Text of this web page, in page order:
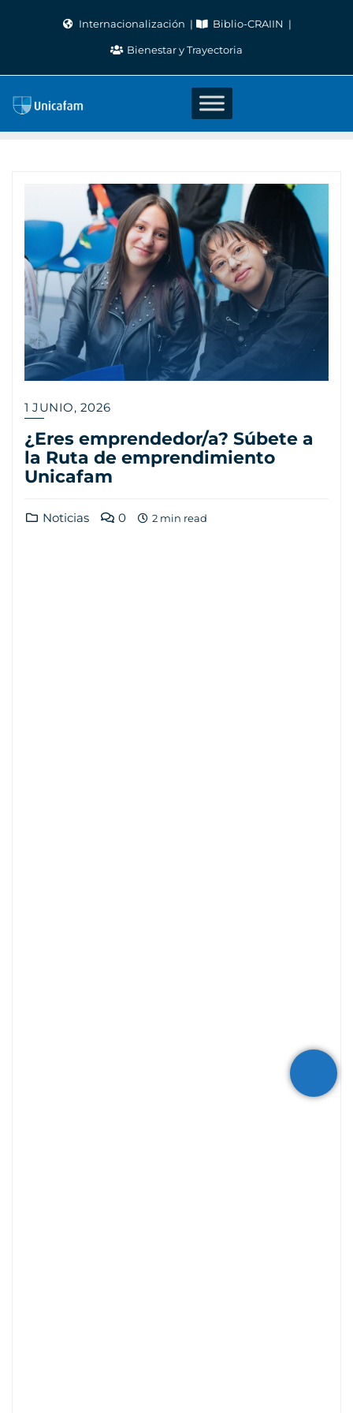
Internacionalización Biblio-CRAIIN
Bienestar y Trayectoria
1 JUNIO, 2026
¿Eres emprendedor/a? Súbete a
la Ruta de emprendimiento
Unicafam
Noticias 0 2 min read